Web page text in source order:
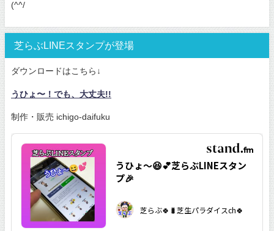
(^^/
芝らぶLINEスタンプが登場
ダウンロードはこちら↓
うひょ〜！でも、大丈夫!!
制作・販売 ichigo-daifuku